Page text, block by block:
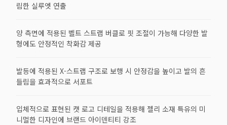
림한 실루엣 연출
양 측면에 적용된 벨트 스트랩 버클로 핏 조절이 가능해 다양한 발
형에도 안정적인 착화감 제공
발등에 적용된 X-스트랩 구조로 보행 시 안정감을 높이고 발의 흔
들림을 효과적으로 서포트
입체적으로 표현된 캣 로고 디테일을 적용해 젤리 소재 특유의 미
니멀한 디자인에 브랜드 아이덴티티 강조